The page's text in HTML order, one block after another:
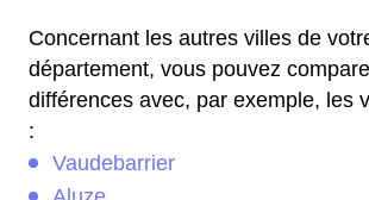
Concernant les autres villes de
département, vous pouvez
différences avec, par exemple, les
:
Vaudebarrier